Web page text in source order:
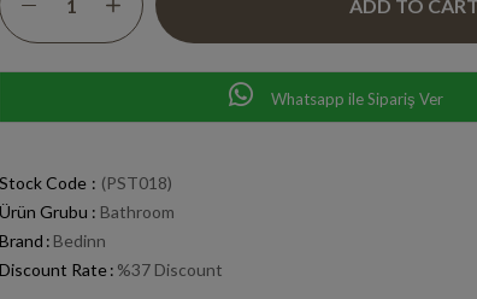
Whatsapp ile Sipariş Ver
Stock Code
(PST018)
Ürün Grubu : Bathroom
Brand : Bedinn
Discount Rate: %37 Discount